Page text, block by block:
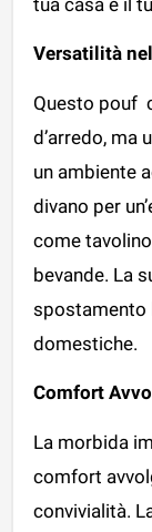
Versatilità
Questo pouf
d’arredo, ma
un ambiente
divano per
come
bevande. La
spostamento
domestiche.
Comfort
La morbida
comfort
convivialità.